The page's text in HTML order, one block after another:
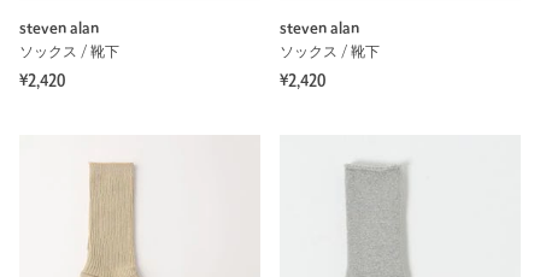
steven alan
ソックス / 靴下
¥2,420
steven alan
ソックス / 靴下
¥2,420